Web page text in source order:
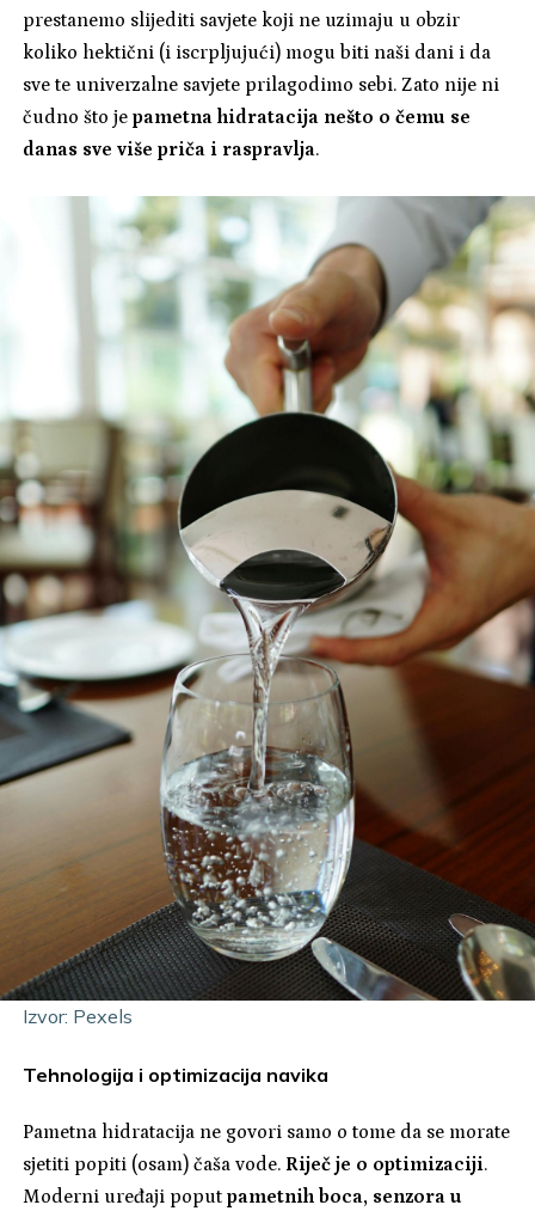
prestanemo slijediti savjete koji ne uzimaju u obzir
koliko hektični (i iscrpljujući) mogu biti naši dani i da
sve te univerzalne savjete prilagodimo sebi. Zato nije ni
čudno što jepametna hidratacija nešto o čemu se
danas sve više priča i raspravlja.
Izvor: Pexels
Tehnologija i optimizacija navika
Pametna hidratacija ne govori samo o tome da se morate
sjetiti popiti (osam) čaša vode. Riječ je o optimizaciji.
Moderni uređaji poputpametnih boca, senzora u